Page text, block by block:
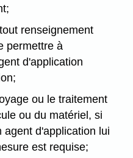
renseignement
permettre à
d'application
ou le traitement
ou du matériel, si
agent d'application lui
est requise;